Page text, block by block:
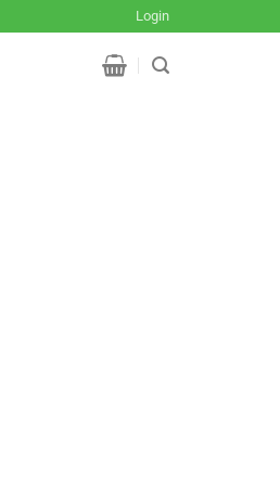
Login